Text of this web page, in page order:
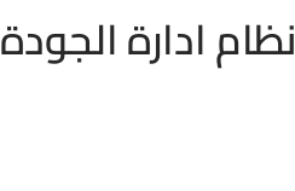
نظام ادارة الجودة